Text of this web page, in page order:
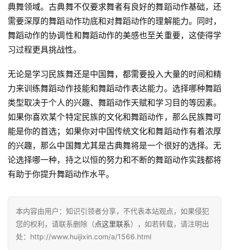
典舞领域。古典舞不仅要求舞者有良好的舞蹈动作基础，还
需要深厚的舞蹈动作功底和对舞蹈动作的理解能力。同时，
舞蹈动作的协调性和舞蹈动作的美感也至关重要，这使得学
习过程更具挑战性。
无论是学习民族舞还是中国舞，都需要投入大量的时间和精
力来训练舞蹈动作技能和舞蹈动作表达能力。选择哪种舞蹈
类型取决于个人的兴趣、舞蹈动作天赋和学习目的等因素。
如果你喜欢某个特定民族的文化和舞蹈动作，那么民族舞可
能是你的首选；如果你对中国传统文化和舞蹈动作有着浓厚
的兴趣，那么中国舞尤其是古典舞将是一个很好的选择。无
论选择哪一种，持之以恒的努力和不断的舞蹈动作实践都将
有助于你提升舞蹈动作水平。
本内容由用户：知识引领者分享，不代表本站观点，如果侵犯
您的权利，请联系删除（点这里联系），如若转载，请注明出
处：http://www.huijixin.com/a/1566.html